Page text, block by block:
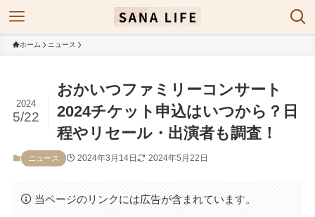
ホーム ニュース
おかいつファミリーコンサート
2024チケット申込はいつから？日
程やリセール・出演者も調査！
2024
5/22
ニュース 2024年3月14日 2024年5月22日
当ページのリンクには広告が含まれています。